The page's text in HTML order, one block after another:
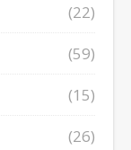
(22)
(59)
(15)
(26)